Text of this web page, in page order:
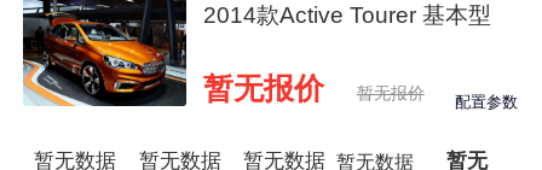
2014款Active Tourer 基本型
暂无报价 暂无报价 配置参数
暂无数据 暂无数据 暂无数据 暂无数据 暂无